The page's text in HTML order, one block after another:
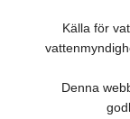
Källa för
Denna